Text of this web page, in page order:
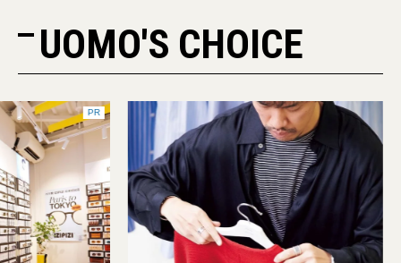
UOMO'S CHOICE
PR